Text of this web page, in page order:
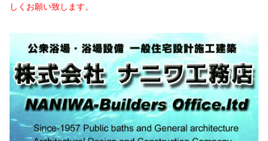
しくお願い致します。